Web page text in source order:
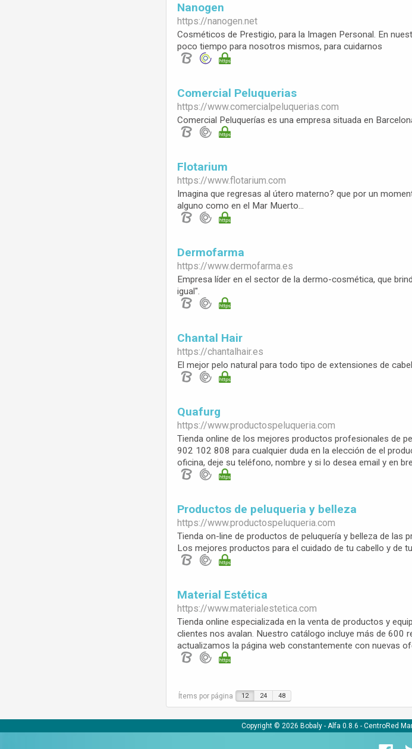
Nanogen
https://nanogen.net
Cosméticos de Prestigio, para la Imagen Personal. En
poco tiempo para nosotros mismos, para cuidarnos
Comercial Peluquerias
https://www.comercialpeluquerias.com
Comercial Peluquerías es una empresa situada en
Flotarium
https://www.flotarium.com
Imagina que regresas al útero materno? que por un
alguno como en el Mar Muerto...
Dermofarma
https://www.dermofarma.es
Empresa líder en el sector de la dermo-cosmética, que
igual".
Chantal Hair
https://chantalhair.es
El mejor pelo natural para todo tipo de extensiones de
Quafurg
https://www.productospeluqueria.com
Tienda online de los mejores productos profesionales de
902 102 808 para cualquier duda en la elección de el
oficina, deje su teléfono, nombre y si lo desea email y en
Productos de peluqueria y belleza
https://www.productospeluqueria.com
Tienda on-line de productos de peluquería y belleza de las
Los mejores productos para el cuidado de tu cabello y de tu
Material Estética
https://www.materialestetica.com
Tienda online especializada en la venta de productos y
clientes nos avalan. Nuestro catálogo incluye más de 600
actualizamos la página web constantemente con nuevas
Ítems por página 12 24 48
Copyright © 2026 Bobaly - Alfa 0.8.6 - CentroRed